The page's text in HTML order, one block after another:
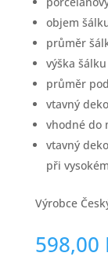
objem
průměr
výška
průměr
vtavný
vhodné do
vtavný
při
Výrobce
598,00